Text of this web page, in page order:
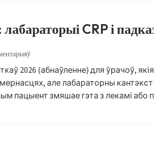
CRP і
2026 (абнаўленне) для
але лабараторны кантэкст
пацыент змяшае гэта з лекамі або